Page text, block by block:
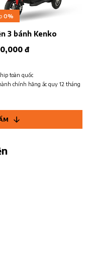
0%
3 bánh Kenko
đ
toàn quốc
chính hãng ắc quy 12 tháng